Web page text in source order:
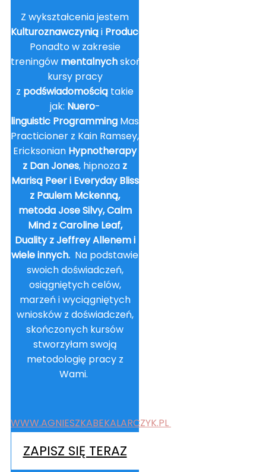
Z wykształcenia jestem
Kulturoznawczyniąi Producentką
Ponadto w zakresie
treningów mentalnychskończyłam
kursy pracy
z podświadomością takie
jak: Nuero-
linguistic Programming Master
Practicioner z Kain Ramsey,
Ericksonian Hypnotherapy
z Dan Jones, hipnoza z
Marisą Peer i Everyday Bliss
z Paulem Mckenną,
metoda Jose Silvy, Calm
Mind z Caroline Leaf,
Duality z Jeffrey Allenem i
wiele innych. Na podstawie
swoich doświadczeń,
osiągniętych celów,
marzeń i wyciągniętych
wniosków z doświadczeń,
skończonych kursów
stworzyłam swoją
metodologię pracy z
Wami.
WWW.AGNIESZKABEKALARCZYK.PL
ZAPISZ SIĘ TERAZ